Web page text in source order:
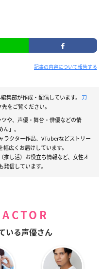
記事の内容について報告する
集部が作成・配信しています。 刀
をご覧ください。
や、声優・舞台・俳優などの情
」。
ラクター作品、VTuberなどストリー
広くお届けしています。
推し活）お役立ち情報など、女性オ
信しています。
いる声優さん